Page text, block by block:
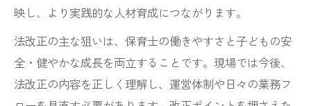
映し、より実践的な人材育成につながります。
法改正の主な狙いは、保育士の働きやすさと子どもの安
全・健やかな成長を両立することです。現場では今後、
法改正の内容を正しく理解し、運営体制や日々の業務フ